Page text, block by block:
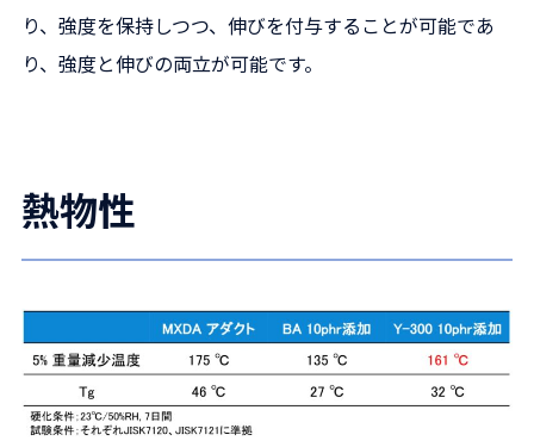
り、強度を保持しつつ、伸びを付与することが可能であ
り、強度と伸びの両立が可能です。
熱物性